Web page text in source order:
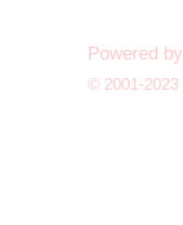
Powered by
© 2001-2023